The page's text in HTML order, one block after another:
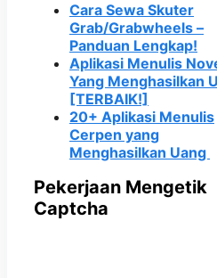
Cara Sewa Skuter
Grab/Grabwheels –
Panduan Lengkap!
Aplikasi Menulis
Yang Menghasilkan
[TERBAIK!]
20+ Aplikasi Menulis
Cerpen yang
Menghasilkan Uang
Pekerjaan Mengetik
Captcha